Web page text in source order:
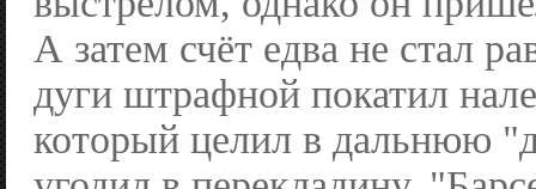
А затем счёт едва не стал
дуги штрафной покатил
который целил в дальнюю